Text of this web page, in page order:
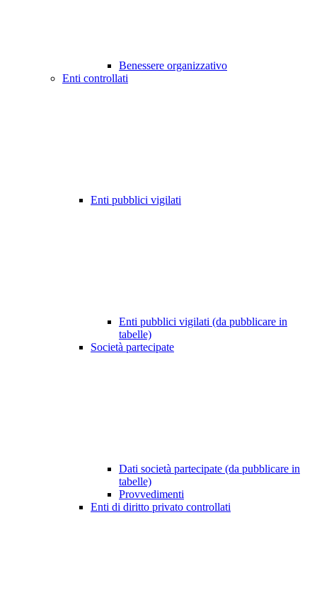
Benessere organizzativo
Enti controllati
Enti pubblici vigilati
Enti pubblici vigilati (da pubblicare in
tabelle)
Società partecipate
Dati società partecipate (da pubblicare in
tabelle)
Provvedimenti
Enti di diritto privato controllati